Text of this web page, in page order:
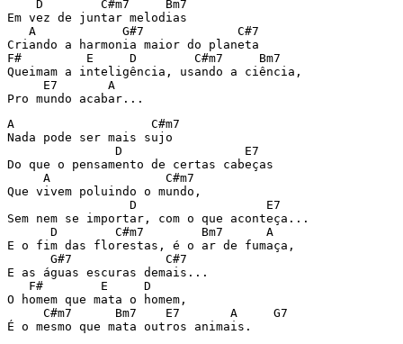
    D        C#m7     Bm7
Em vez de juntar melodias
   A            G#7             C#7
Criando a harmonia maior do planeta
F#         E     D        C#m7     Bm7
Queimam a inteligência, usando a ciência,
     E7       A
Pro mundo acabar...
A                   C#m7
Nada pode ser mais sujo
               D                 E7
Do que o pensamento de certas cabeças
     A                C#m7
Que vivem poluindo o mundo,
                 D                  E7
Sem nem se importar, com o que aconteça...
      D        C#m7        Bm7      A
E o fim das florestas, é o ar de fumaça,
      G#7             C#7
E as águas escuras demais...
   F#        E     D
O homem que mata o homem,
     C#m7      Bm7    E7       A     G7
É o mesmo que mata outros animais.